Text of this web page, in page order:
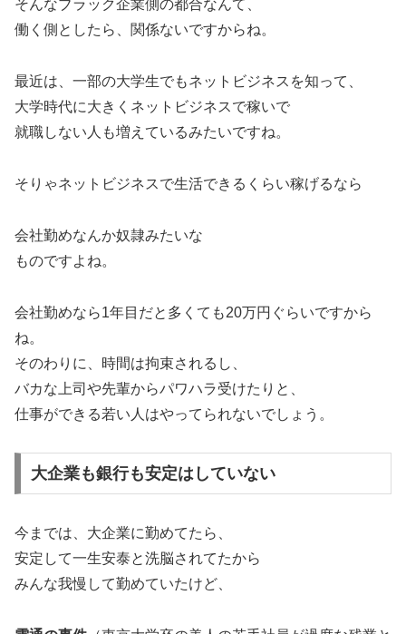
そんなブラック企業側の都合なんて、
働く側としたら、関係ないですからね。
最近は、一部の大学生でもネットビジネスを知って、
大学時代に大きくネットビジネスで稼いで
就職しない人も増えているみたいですね。
そりゃネットビジネスで生活できるくらい稼げるなら
会社勤めなんか奴隷みたいな
ものですよね。
会社勤めなら1年目だと多くても20万円ぐらいですから
ね。
そのわりに、時間は拘束されるし、
バカな上司や先輩からパワハラ受けたりと、
仕事ができる若い人はやってられないでしょう。
大企業も銀行も安定はしていない
今までは、大企業に勤めてたら、
安定して一生安泰と洗脳されてたから
みんな我慢して勤めていたけど、